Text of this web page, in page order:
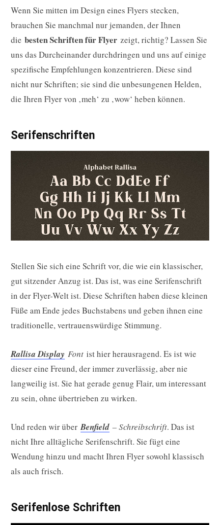
Wenn Sie mitten im Design eines Flyers stecken,
brauchen Sie manchmal nur jemanden, der Ihnen
die besten Schriften für Flyer zeigt, richtig? Lassen Sie
uns das Durcheinander durchdringen und uns auf einige
spezifische Empfehlungen konzentrieren. Diese sind
nicht nur Schriften; sie sind die unbesungenen Helden,
die Ihren Flyer von ‚meh‘ zu ‚wow‘ heben können.
Serifenschriften
Stellen Sie sich eine Schrift vor, die wie ein klassischer,
gut sitzender Anzug ist. Das ist, was eine Serifenschrift
in der Flyer-Welt ist. Diese Schriften haben diese kleinen
Füße am Ende jedes Buchstabens und geben ihnen eine
traditionelle, vertrauenswürdige Stimmung.
Rallisa Display Font ist hier herausragend. Es ist wie
dieser eine Freund, der immer zuverlässig, aber nie
langweilig ist. Sie hat gerade genug Flair, um interessant
zu sein, ohne übertrieben zu wirken.
Und reden wir überBenfield – Schreibschrift. Das ist
nicht Ihre alltägliche Serifenschrift. Sie fügt eine
Wendung hinzu und macht Ihren Flyer sowohl klassisch
als auch frisch.
Serifenlose Schriften